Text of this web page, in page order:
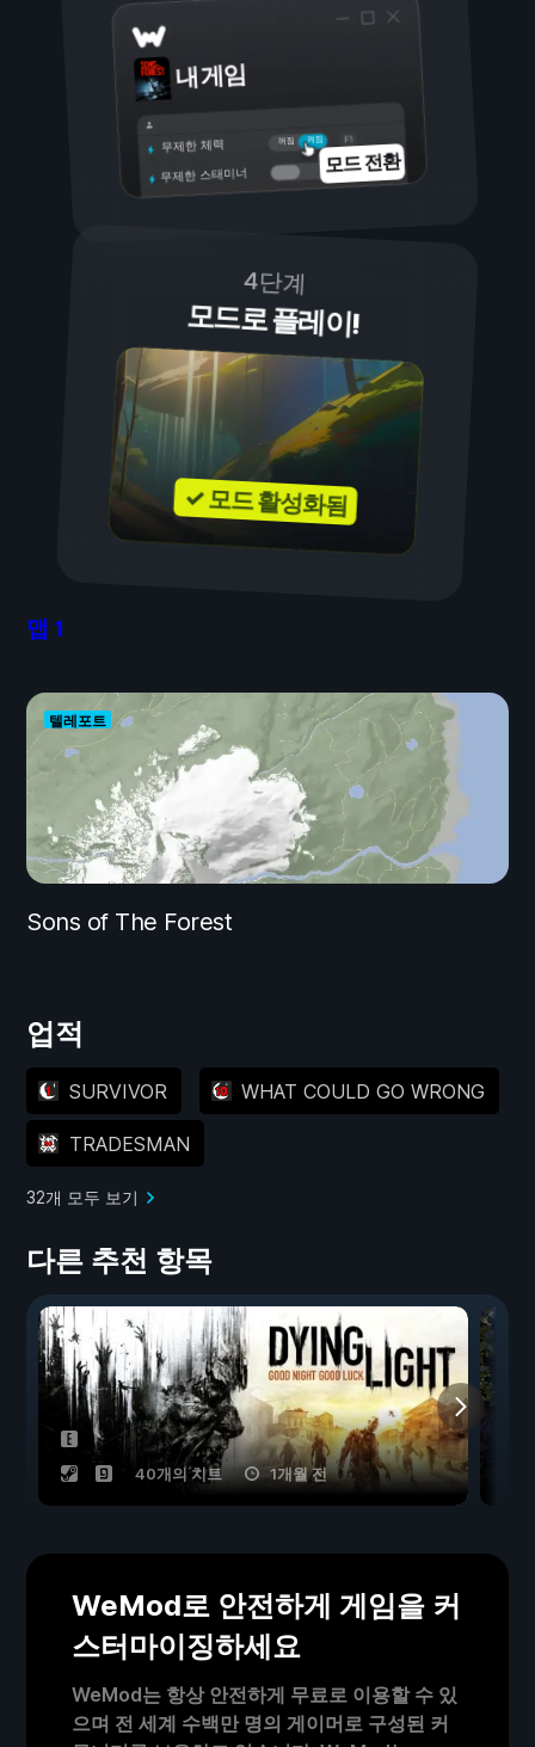
내 게임
켜짐
꺼짐
무제한 체력
무제한 스태미너 모드 전환
4단계
모드로 플레이!
✓ 모드 활성화됨
맵 1
텔레포트
Sons of The Forest
업적
SURVIVOR WHAT COULD GO WRONG
TRADESMAN
32개 모두 보기
다른 추천 항목
40개의 치트 1개월 전
WeMod로 안전하게 게임을 커
스터마이징하세요
WeMod는 항상 안전하게 무료로 이용할 수 있
으며 전 세계 수백만 명의 게이머로 구성된 커